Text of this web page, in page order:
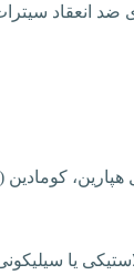
ضد انعقاد
پلاستیکی یا